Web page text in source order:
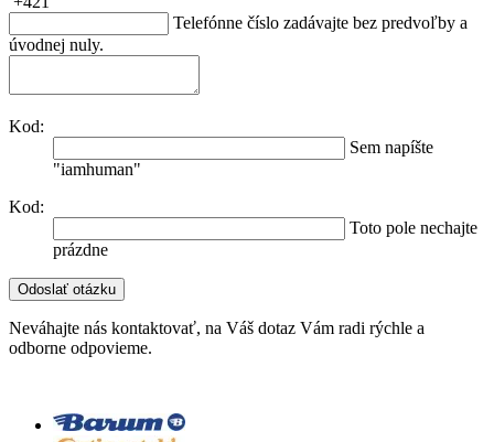
Telefónne číslo zadávajte bez predvoľby a
úvodnej nuly.
Kod:
Sem napíšte
"iamhuman"
Kod:
Toto pole nechajte
prázdne
Neváhajte nás kontaktovať, na Váš dotaz Vám radi rýchle a
odborne odpovieme.